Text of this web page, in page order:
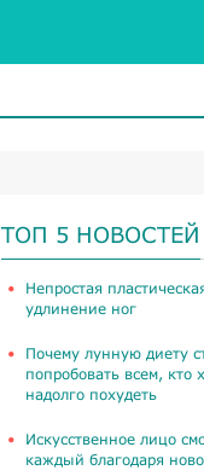
ТОП 5 НОВОСТЕЙ
​Непростая
удлинение ног
Почему лунную диету
попробовать всем, кто
надолго похудеть
Искусственное лицо
каждый благодаря